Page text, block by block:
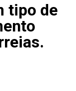
tipo de